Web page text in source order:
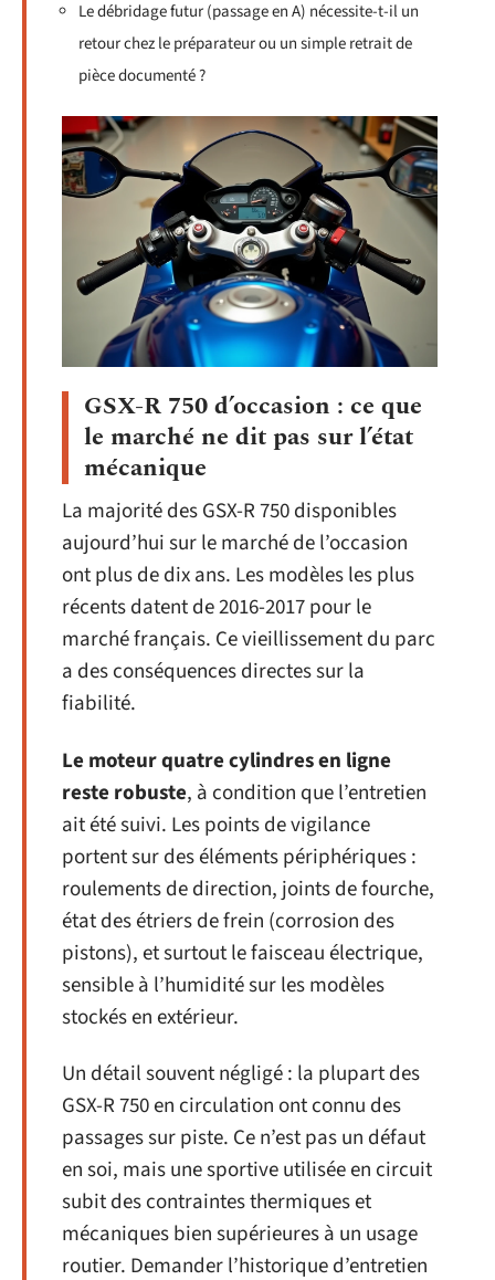
Le débridage futur (passage en A) nécessite-t-il un
retour chez le préparateur ou un simple retrait de
pièce documenté ?
GSX-R 750 d’occasion : ce que
le marché ne dit pas sur l’état
mécanique
La majorité des GSX-R 750 disponibles
aujourd’hui sur le marché de l’occasion
ont plus de dix ans. Les modèles les plus
récents datent de 2016-2017 pour le
marché français. Ce vieillissement du parc
a des conséquences directes sur la
fiabilité.
Le moteur quatre cylindres en ligne
reste robuste, à condition que l’entretien
ait été suivi. Les points de vigilance
portent sur des éléments périphériques :
roulements de direction, joints de fourche,
état des étriers de frein (corrosion des
pistons), et surtout le faisceau électrique,
sensible à l’humidité sur les modèles
stockés en extérieur.
Un détail souvent négligé : la plupart des
GSX-R 750 en circulation ont connu des
passages sur piste. Ce n’est pas un défaut
en soi, mais une sportive utilisée en circuit
subit des contraintes thermiques et
mécaniques bien supérieures à un usage
routier. Demander l’historique d’entretien